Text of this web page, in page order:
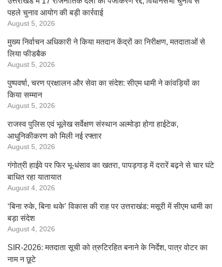
पहले चुनाव आयोग की बड़ी कार्रवाई
August 5, 2026
मुख्य निर्वाचन अधिकारी ने किया मतदान केंद्रों का निरीक्षण, मतदाताओं से
लिया फीडबैक
August 5, 2026
पुष्पवर्षा, चरण प्रक्षालन और सेवा का संदेश: सीएम धामी ने कांवड़ियों का
किया सम्मान
August 5, 2026
राजस्व पुलिस एवं भूलेख सर्वेक्षण संस्थान अल्मोड़ा होगा हाईटेक,
आधुनिकीकरण को मिली नई रफ्तार
August 5, 2026
गंगोत्री हाईवे पर फिर भू-धंसाव का खतरा, पापड़गाड़ में दरारें बढ़ने से चार घंटे
बाधित रहा यातायात
August 4, 2026
‘बिना रुके, बिना थके’ विकास की राह पर उत्तराखंड: मसूरी में सीएम धामी का
बड़ा संदेश
August 4, 2026
SIR-2026: मतदाता सूची को त्रुटिरहित बनाने के निर्देश, पात्र वोटर का
नाम न छूटे